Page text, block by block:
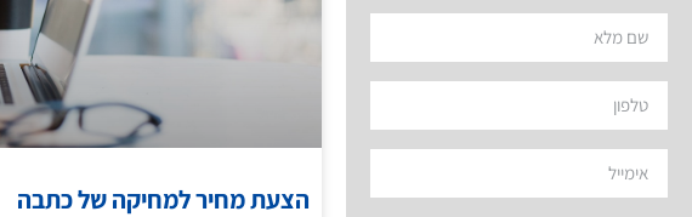
הצעת מחיר למחיקה של כתבה